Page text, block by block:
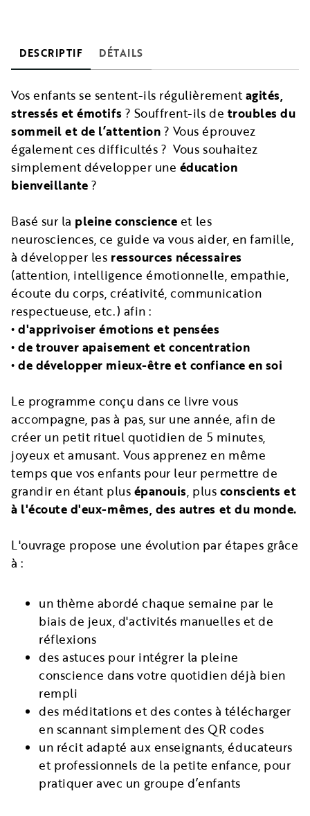
DESCRIPTIF DÉTAILS
Vos enfants se sentent-ils régulièrementagités,
stressés et émotifs ? Souffrent-ils de troubles du
sommeil et de l’attention ? Vous éprouvez
également ces difficultés ? Vous souhaitez
simplement développer une éducation
bienveillante ?
Basé sur la pleine conscience et les
neurosciences, ce guide va vous aider, en famille,
à développer les ressources nécessaires
(attention, intelligence émotionnelle, empathie,
écoute du corps, créativité, communication
respectueuse, etc.) afin :
• d'apprivoiser émotions et pensées
• de trouver apaisement et concentration
• de développer mieux-être et confiance en soi
Le programme conçu dans ce livre vous
accompagne, pas à pas, sur une année, afin de
créer un petit rituel quotidien de 5 minutes,
joyeux et amusant. Vous apprenez en même
temps que vos enfants pour leur permettre de
grandir en étant plus épanouis, plus conscients et
à l'écoute d'eux-mêmes, des autres et du monde.
L'ouvrage propose une évolution par étapes grâce
à :
un thème abordé chaque semaine par le
biais de jeux, d'activités manuelles et de
réflexions
des astuces pour intégrer la pleine
conscience dans votre quotidien déjà bien
rempli
des méditations et des contes à télécharger
en scannant simplement des QR codes
un récit adapté aux enseignants, éducateurs
et professionnels de la petite enfance, pour
pratiquer avec un groupe d’enfants